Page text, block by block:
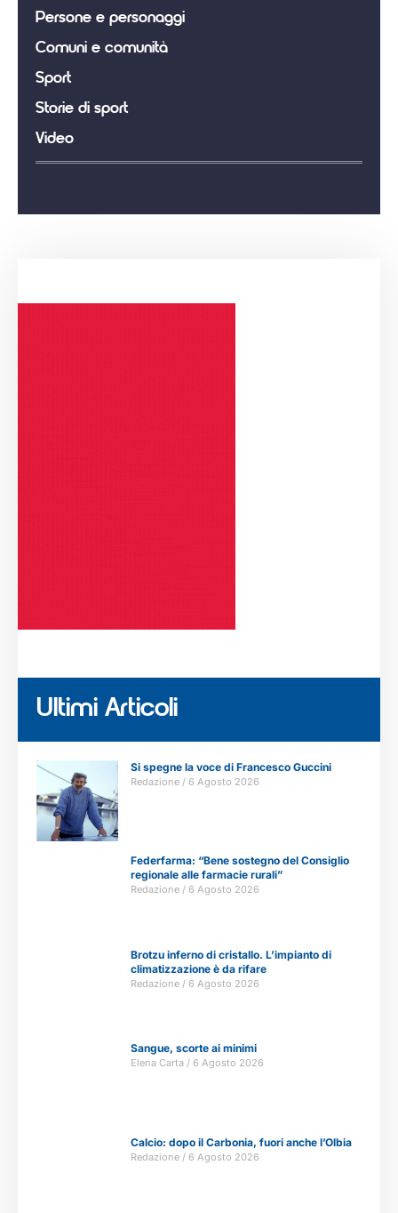
Persone e personaggi
Comuni e comunità
Sport
Storie di sport
Video
Ultimi Articoli
Si spegne la voce di Francesco Guccini
Redazione 6 Agosto 2026
Federfarma: “Bene sostegno del Consiglio
regionale alle farmacie rurali”
Redazione 6 Agosto 2026
Brotzu inferno di cristallo. L’impianto di
climatizzazione è da rifare
Redazione 6 Agosto 2026
Sangue, scorte ai minimi
Elena Carta 6 Agosto 2026
Calcio: dopo il Carbonia, fuori anche l’Olbia
Redazione 6 Agosto 2026